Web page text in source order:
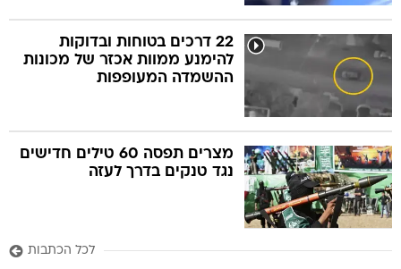
22 דרכים בטוחות ובדוקות
להימנע ממוות אכזר של מכונות
ההשמדה המעופפות
מצרים תפסה 60 טילים חדישים
נגד טנקים בדרך לעזה
לכל הכתבות